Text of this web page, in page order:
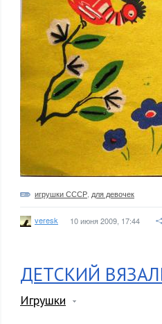
игрушки СССР для девочек
veresk 10 июня 2009, 17:44
ДЕТСКИЙ
Игрушки